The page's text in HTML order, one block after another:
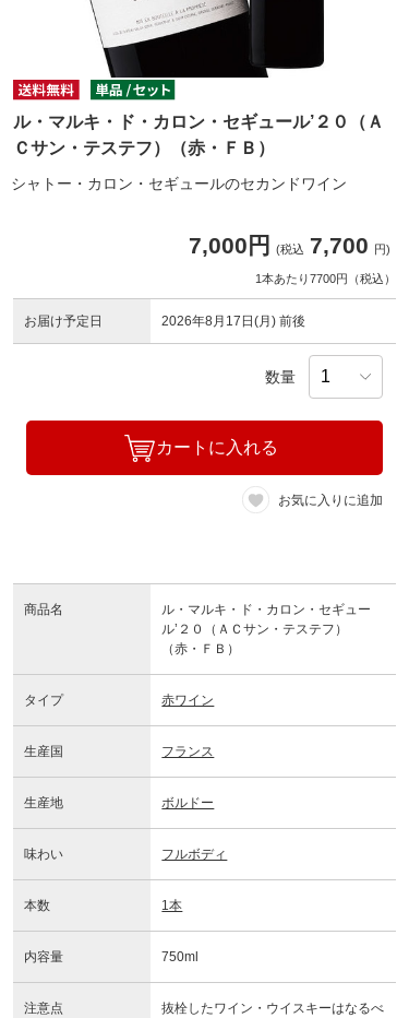
ル・マルキ・ド・カロン・セギュール’２０（Ａ
Ｃサン・テステフ）（赤・ＦＢ）
シャトー・カロン・セギュールのセカンドワイン
7,000円 (税込 7,700 円)
1本あたり7700円（税込）
お届け予定日 2026年8月17日(月) 前後
数量
カートに入れる
お気に入りに追加
商品名
ル・マルキ・ド・カロン・セギュー
ル’２０（ＡＣサン・テステフ）
（赤・ＦＢ）
タイプ 赤ワイン
生産国 フランス
生産地 ボルドー
味わい フルボディ
本数 1本
内容量 750ml
注意点
抜栓したワイン・ウイスキーはなるべ